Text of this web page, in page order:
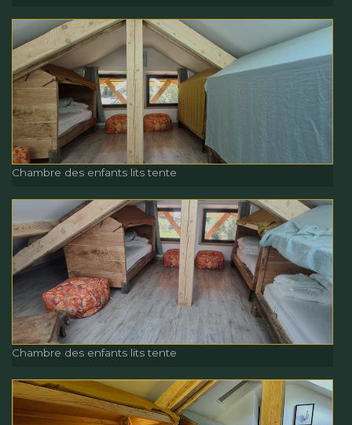
Chambre du Balcon
Chambre des enfants lits tente
Chambre des enfants lits
tente
Chambre des enfants lits tente